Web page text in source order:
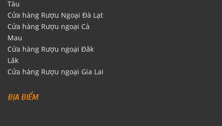
Tàu
Cửa hàng Rượu Ngoại Đà Lạt
Cửa hàng Rượu ngoại Cà
Mau
Cửa hàng Rượu ngoại Đăk
Lăk
Cửa hàng Rượu ngoại Gia Lai
ĐỊA ĐIỂM